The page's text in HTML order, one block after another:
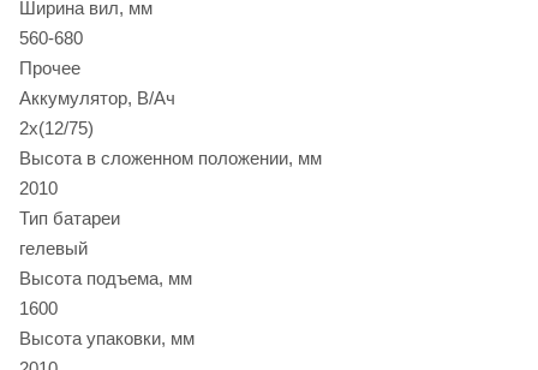
Ширина вил, мм
560-680
Прочее
Аккумулятор, В/Ач
2х(12/75)
Высота в сложенном положении, мм
2010
Тип батареи
гелевый
Высота подъема, мм
1600
Высота упаковки, мм